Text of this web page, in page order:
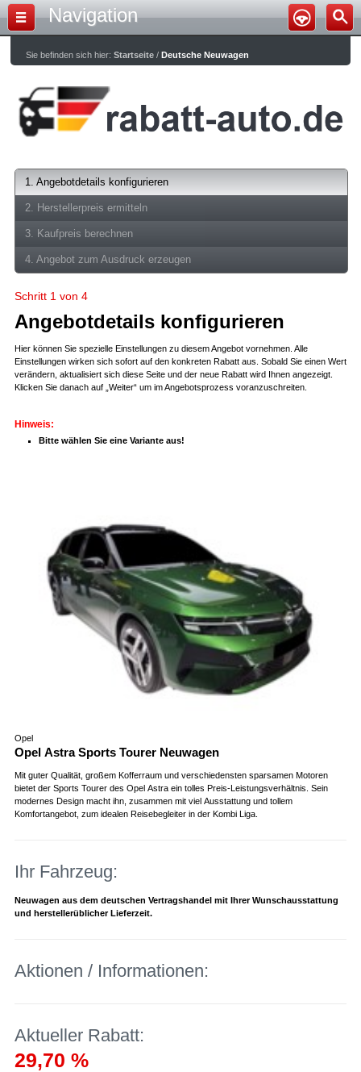
Navigation
Sie befinden sich hier:Startseite /Deutsche Neuwagen
1. Angebotdetails konfigurieren
2. Herstellerpreis ermitteln
3. Kaufpreis berechnen
4. Angebot zum Ausdruck erzeugen
Schritt 1 von 4
Angebotdetails konfigurieren
Hier können Sie spezielle Einstellungen zu diesem Angebot vornehmen. Alle
Einstellungen wirken sich sofort auf den konkreten Rabatt aus. Sobald Sie einen Wert
verändern, aktualisiert sich diese Seite und der neue Rabatt wird Ihnen angezeigt.
Klicken Sie danach auf „Weiter“ um im Angebotsprozess voranzuschreiten.
Hinweis:
Bitte wählen Sie eine Variante aus!
Opel
Opel Astra Sports Tourer Neuwagen
Mit guter Qualität, großem Kofferraum und verschiedensten sparsamen Motoren
bietet der Sports Tourer des Opel Astra ein tolles Preis-Leistungsverhältnis. Sein
modernes Design macht ihn, zusammen mit viel Ausstattung und tollem
Komfortangebot, zum idealen Reisebegleiter in der Kombi Liga.
Ihr Fahrzeug:
Neuwagen aus dem deutschen Vertragshandel mit Ihrer Wunschausstattung
und herstellerüblicher Lieferzeit.
Aktionen / Informationen:
Aktueller Rabatt:
29,70 %